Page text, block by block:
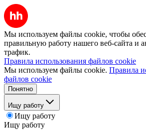
Мы используем файлы cookie, чтобы
правильную работу нашего веб-сайта и
трафик.
Правила использования файлов cookie
Мы используем файлы cookie. Правила
файлов cookie
Понятно
Ищу работу
Ищу работу
Ищу работу